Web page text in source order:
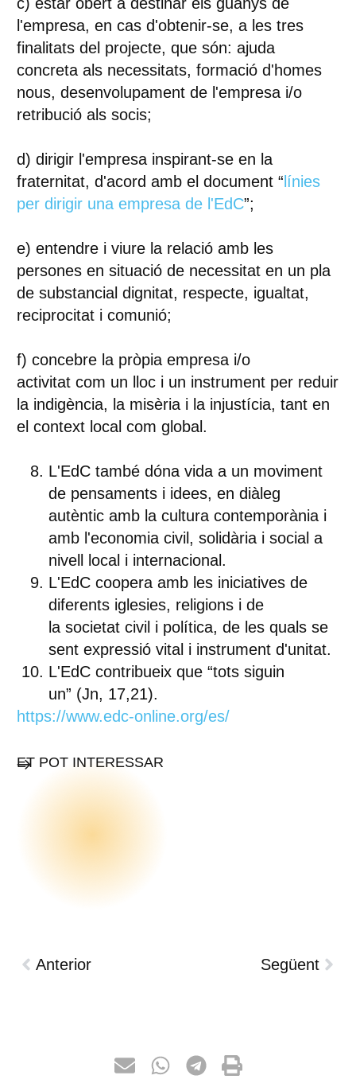
l'empresa, en cas d'obtenir-se, a les tres
finalitats del projecte, que són: ajuda
concreta als necessitats, formació d'homes
nous, desenvolupament de l'empresa i/o
retribució als socis;
d) dirigir l'empresa inspirant-se en la
fraternitat, d'acord amb el document “ línies
per dirigir una empresa de l'EdC”;
e) entendre i viure la relació amb les
persones en situació de necessitat en un pla
de substancial dignitat, respecte, igualtat,
reciprocitat i comunió;
f) concebre la pròpia empresai/o
activitat com un lloc i un instrument per reduir
la indigència, la misèria i la injustícia, tant en
el context local com global.
L'EdC també dóna vida a un moviment
de pensaments i idees, en diàleg
autèntic amb la cultura contemporània i
amb l'economia civil, solidària i social a
nivell local i internacional.
L'EdC cooperaamb les iniciatives de
diferents iglesies, religionsi de
la societat civil i política, de les quals se
sent expressió vital i instrument d'unitat.
L'EdC contribueix que “tots siguin
un” (Jn, 17,21).
https://www.edc-online.org/es/
ET POT INTERESSAR
Anterior Següent